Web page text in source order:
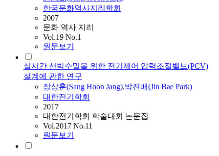
한국문화역사지리학회
2007
문화 역사 지리
Vol.19 No.1
원문보기
실시간 선박수밀을 위한 전기제어 압력조절밸브(PCV)
설계에 관한 연구
장상훈(Sang Hoon Jang),박진배(Jin Bae Park)
대한전기학회
2017
대한전기학회 학술대회 논문집
Vol.2017 No.11
원문보기